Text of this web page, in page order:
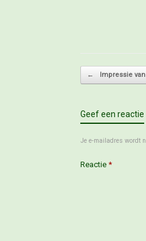
Bericht navigatie
← Impressie
Geef een reactie
Je e-mailadres wordt
Reactie *